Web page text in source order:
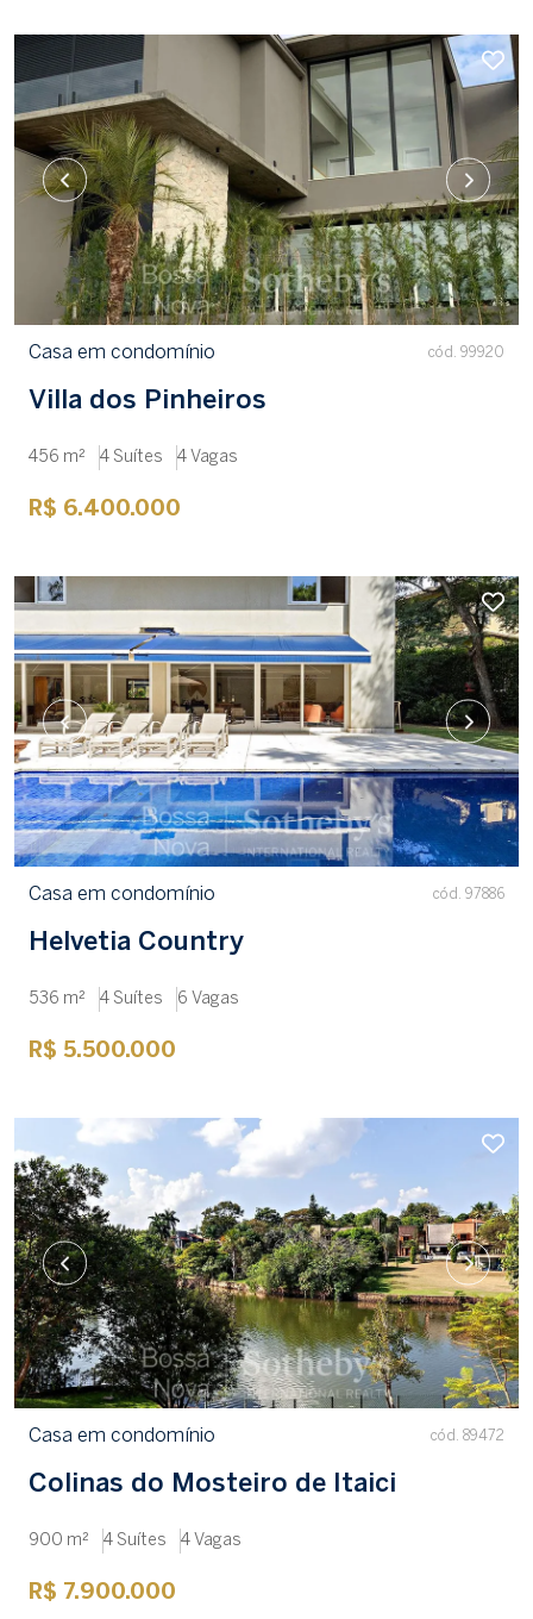
Casa em condomínio cód. 99920
Villa dos Pinheiros
456 m² 4 Suítes 4 Vagas
R$ 6.400.000
Casa em condomínio cód. 97886
Helvetia Country
536 m² 4 Suítes 6 Vagas
R$ 5.500.000
Casa em condomínio cód. 89472
Colinas do Mosteiro de Itaici
900 m² 4 Suítes 4 Vagas
R$ 7.900.000